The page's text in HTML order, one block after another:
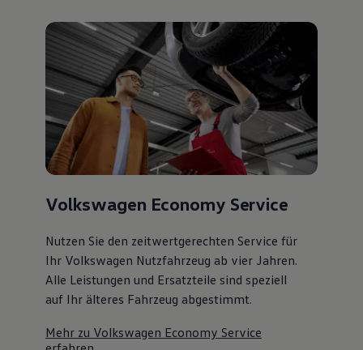
Volkswagen Economy Service
Nutzen Sie den zeitwertgerechten Service für
Ihr Volkswagen Nutzfahrzeug ab vier Jahren.
Alle Leistungen und Ersatzteile sind speziell
auf Ihr älteres Fahrzeug abgestimmt.
Mehr zu Volkswagen Economy Service